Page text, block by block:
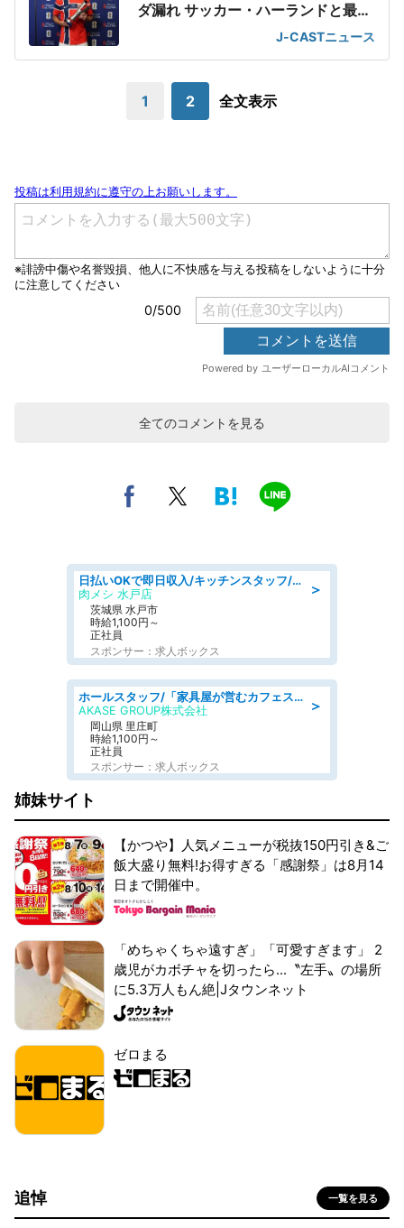
ダ漏れ サッカー・ハーランドと最強
2ショットJ-CASTニュース
1 2 全文表示
全てのコメントを見る
＞
日払いOKで即日収入/キッチンスタッフ/「原付免許必須」デリバリー業務など、自己成長可能な幅広い仕事に挑戦!髪型自由&ピアス・ネイルOK/茨城県/水戸市
肉メシ 水戸店
茨城県 水戸市
時給1,100円～
正社員
スポンサー：求人ボックス
＞
ホールスタッフ/「家具屋が営むカフェスタッフ!」週2日～OK!嬉しいまかない付き/岡山県/浅口郡里庄町
AKASE GROUP株式会社
岡山県 里庄町
時給1,100円～
正社員
スポンサー：求人ボックス
姉妹サイト
【かつや】人気メニューが税抜150円引き&ご
飯大盛り無料!お得すぎる「感謝祭」は8月14
日まで開催中。
「めちゃくちゃ遠すぎ」「可愛すぎます」 2
歳児がカボチャを切ったら...〝左手〟の場所
に5.3万人もん絶|Jタウンネット
ゼロまる
追悼 一覧を見る